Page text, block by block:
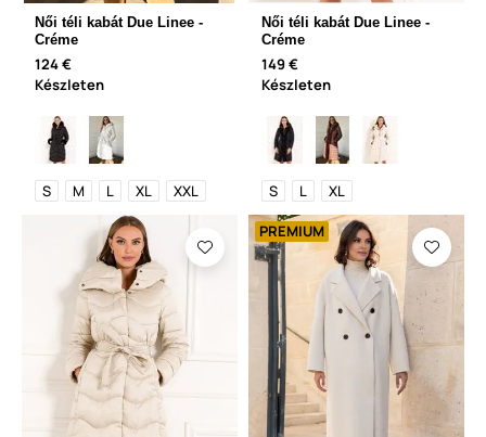
Női téli kabát Due Linee -
Créme
124 €
Készleten
S M L XL XXL
Női téli kabát Due Linee -
Créme
149 €
Készleten
S L XL
PREMIUM